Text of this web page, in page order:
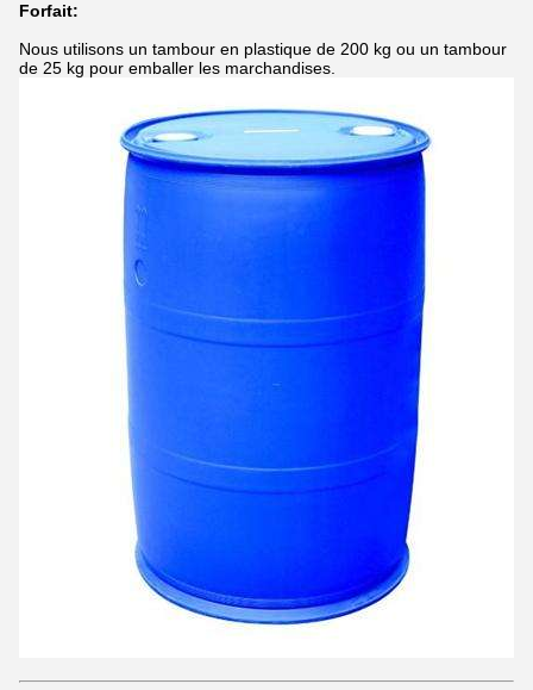
Forfait:
Nous utilisons un tambour en plastique de 200 kg ou un tambour
de 25 kg pour emballer les marchandises.